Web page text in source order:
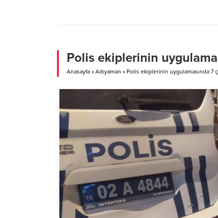
dövize sahip olan hangi iller? Aksaray
Polis ekiplerinin
Anasayfa » Adıyaman » Polis ekiplerinin uygulamasında 7